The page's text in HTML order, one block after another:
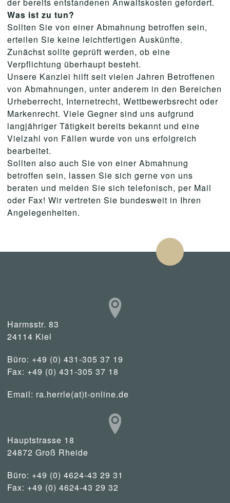
Was ist zu tun?
Sollten Sie von einer Abmahnung betroffen sein,
erteilen Sie keine leichtfertigen Auskünfte.
Zunächst sollte geprüft werden, ob eine
Verpflichtung überhaupt besteht.
Unsere Kanzlei hilft seit vielen Jahren Betroffenen
von Abmahnungen, unter anderem in den Bereichen
Urheberrecht, Internetrecht, Wettbewerbsrecht oder
Markenrecht. Viele Gegner sind uns aufgrund
langjähriger Tätigkeit bereits bekannt und eine
Vielzahl von Fällen wurde von uns erfolgreich
bearbeitet.
Sollten also auch Sie von einer Abmahnung
betroffen sein, lassen Sie sich gerne von uns
beraten und melden Sie sich telefonisch, per Mail
oder Fax! Wir vertreten Sie bundesweit in Ihren
Angelegenheiten.
Harmsstr. 83
24114 Kiel
Büro: +49 (0) 431-305 37 19
Fax: +49 (0) 431-305 37 18
Email: ra.herrle(at)t-online.de
Hauptstrasse 18
24872 Groß Rheide
Büro: +49 (0) 4624-43 29 31
Fax: +49 (0) 4624-43 29 32